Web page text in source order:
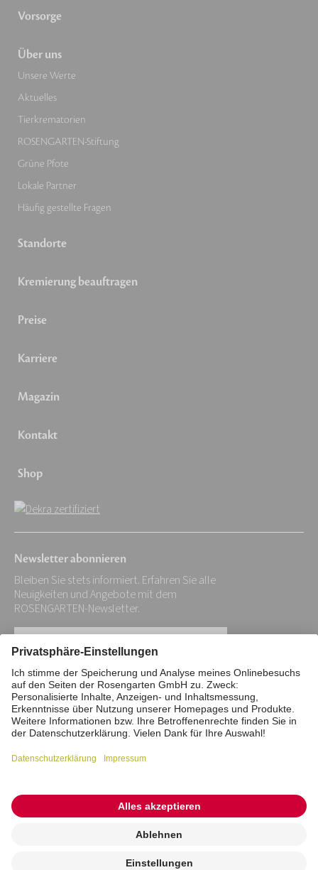
Vorsorge
Über uns
Unsere Werte
Aktuelles
Tierkrematorien
ROSENGARTEN-Stiftung
Grüne Pfote
Lokale Partner
Häufig gestellte Fragen
Standorte
Kremierung beauftragen
Preise
Karriere
Magazin
Kontakt
Shop
Newsletter abonnieren
Bleiben Sie stets informiert. Erfahren Sie alle
Neuigkeiten und Angebote mit dem
ROSENGARTEN-Newsletter.
Ihre
E-
Mail-
Adresse:
*
Impressum Datenschutz
Stiftung
Interne Meldestelle
Zahlungsmittel